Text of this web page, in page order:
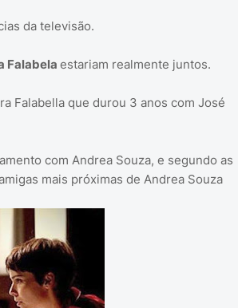
da televisão.
Falabela estariam realmente juntos.
Falabella que durou 3 anos com José
com Andrea Souza, e segundo as
mais próximas de Andrea Souza